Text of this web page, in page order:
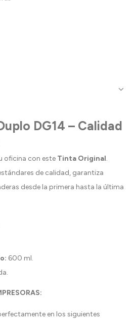
DG14 – Calidad
oficina con este Tinta Original.
de calidad, garantiza
desde la primera hasta la última
600 ml.
en los siguientes